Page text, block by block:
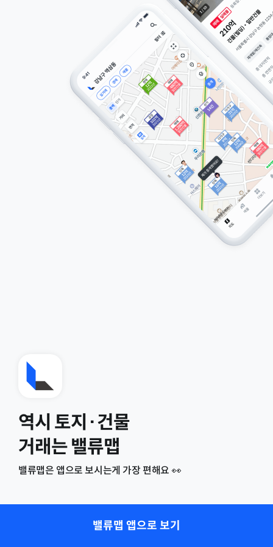
역시 토지·건물
거래는 밸류맵
밸류맵은 앱으로 보시는게 가장 편해요 👀
밸류맵 앱으로 보기